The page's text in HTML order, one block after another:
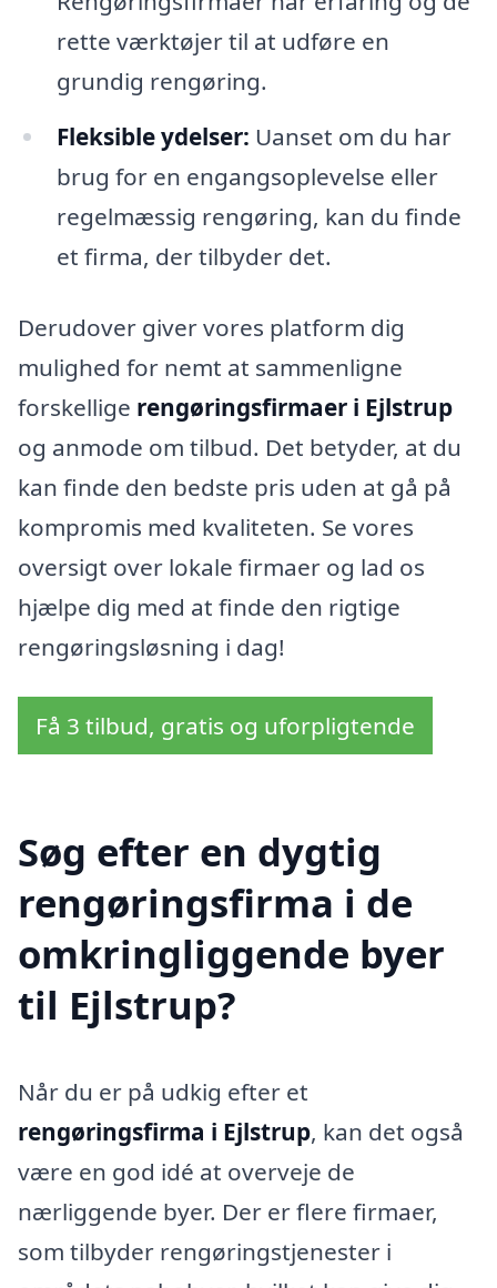
rette værktøjer til at udføre en
grundig rengøring.
Fleksible ydelser: Uanset om du har
brug for en engangsoplevelse eller
regelmæssig rengøring, kan du finde
et firma, der tilbyder det.
Derudover giver vores platform dig
mulighed for nemt at sammenligne
forskellige rengøringsfirmaer i Ejlstrup
og anmode om tilbud. Det betyder, at du
kan finde den bedste pris uden at gå på
kompromis med kvaliteten. Se vores
oversigt over lokale firmaer og lad os
hjælpe dig med at finde den rigtige
rengøringsløsning i dag!
Få 3 tilbud, gratis og uforpligtende
Søg efter en dygtig
rengøringsfirma i de
omkringliggende byer
til Ejlstrup?
Når du er på udkig efter et
rengøringsfirma i Ejlstrup, kan det også
være en god idé at overveje de
nærliggende byer. Der er flere firmaer,
som tilbyder rengøringstjenester i